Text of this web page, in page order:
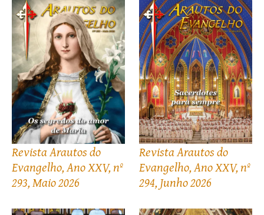
Revista Arautos do
Evangelho, Ano XXV, nº
293, Maio 2026
Revista Arautos do
Evangelho, Ano XXV, nº
294, Junho 2026